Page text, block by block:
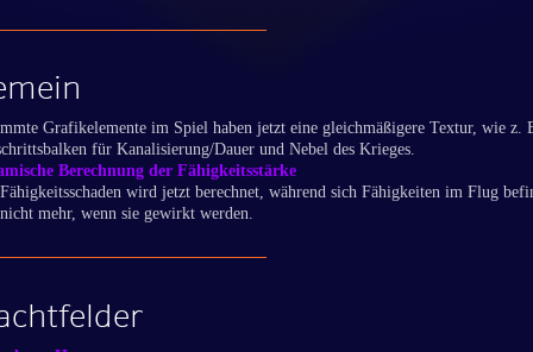
Grafikelemente im Spiel haben jetzt eine gleichmäßigere Textur, wie z.
für Kanalisierung/Dauer und Nebel des Krieges.
Berechnung der Fähigkeitsstärke
Fähigkeitsschaden wird jetzt berechnet, während sich Fähigkeiten im Flug
nicht mehr, wenn sie gewirkt werden.